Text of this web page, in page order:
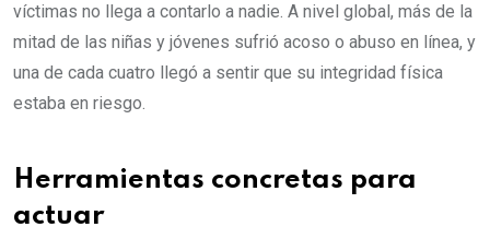
víctimas no llega a contarlo a nadie. A nivel global, más de la
mitad de las niñas y jóvenes sufrió acoso o abuso en línea, y
una de cada cuatro llegó a sentir que su integridad física
estaba en riesgo.
Herramientas concretas para
actuar